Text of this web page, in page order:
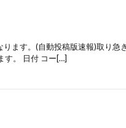
ます。(自動投稿版速報)取り急
す。 日付 コー[…]